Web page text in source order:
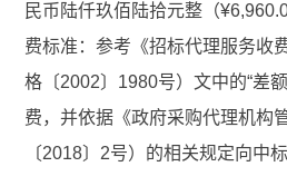
民币陆仟玖佰陆拾元整（
费标准：参考《招标代理服务收
格〔2002〕1980号）文中的“差
费，并依据《政府采购代理机构
〔2018〕2号）的相关规定向中